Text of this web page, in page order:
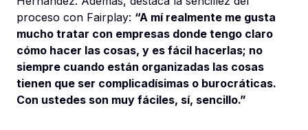
proceso con Fairplay: “A mí realmente me gusta
mucho tratar con empresas donde tengo claro
cómo hacer las cosas, y es fácil hacerlas; no
siempre cuando están organizadas las cosas
tienen que ser complicadísimas o burocráticas.
Con ustedes son muy fáciles, sí, sencillo.”